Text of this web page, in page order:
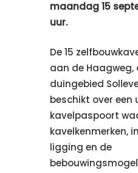
maandag 15
uur.
De 15
aan de Haagweg,
duingebied
beschikt over een
kavelpaspoort
kavelkenmerken,
ligging en de